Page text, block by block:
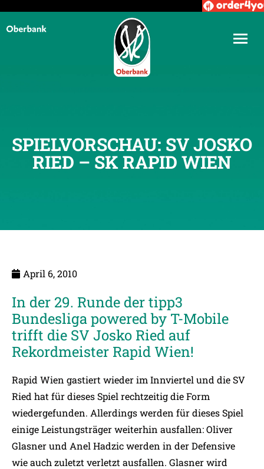
SPIELVORSCHAU: SV JOSKO
RIED – SK RAPID WIEN
April 6, 2010
In der 29. Runde der tipp3
Bundesliga powered by T-Mobile
trifft die SV Josko Ried auf
Rekordmeister Rapid Wien!
Rapid Wien gastiert wieder im Innviertel und die SV
Ried hat für dieses Spiel rechtzeitig die Form
wiedergefunden. Allerdings werden für dieses Spiel
einige Leistungsträger weiterhin ausfallen: Oliver
Glasner und Anel Hadzic werden in der Defensive
wie auch zuletzt verletzt ausfallen. Glasner wird